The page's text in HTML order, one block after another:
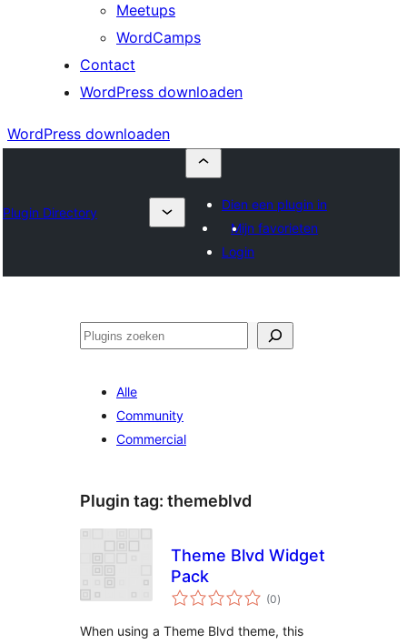
Meetups
WordCamps
Contact
WordPress downloaden
WordPress downloaden
Plugin Directory
Dien een plugin in
Mijn favorieten
Login
Zoeken
Alle
Community
Commercial
Plugin tag: themeblvd
Theme Blvd Widget
Pack
(0totaal
waarderingen
)
When using a Theme Blvd theme, this